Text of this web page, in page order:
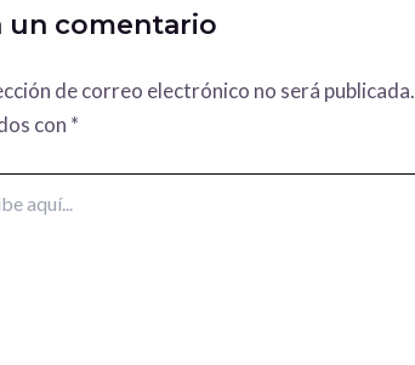
un comentario
de correo electrónico no será publicada.
con *